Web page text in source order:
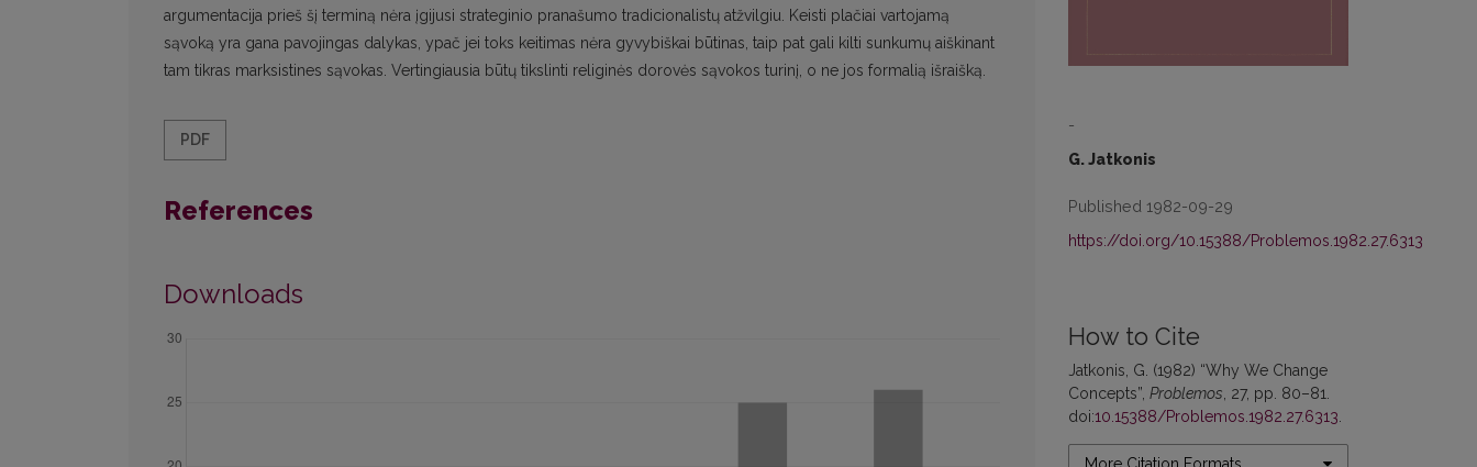
-
G. Jatkonis
Published 1982-09-29
https://doi.org/10.15388/Problemos.1982.27.6313
How to Cite
Jatkonis, G. (1982) “Why We Change
Concepts”, Problemos , 27, pp. 80–81.
doi:10.15388/Problemos.1982.27.6313
More Citation Formats
argumentacija prieš šį terminą nėra įgijusi strateginio pranašumo tradicionalistų atžvilgiu. Keisti plačiai vartojamą
sąvoką yra gana pavojingas dalykas, ypač jei toks keitimas nėra gyvybiškai būtinas, taip pat gali kilti sunkumų aiškinant
tam tikras marksistines sąvokas. Vertingiausia būtų tikslinti religinės dorovės sąvokos turinį, o ne jos formalią išraišką.
PDF
References
Downloads